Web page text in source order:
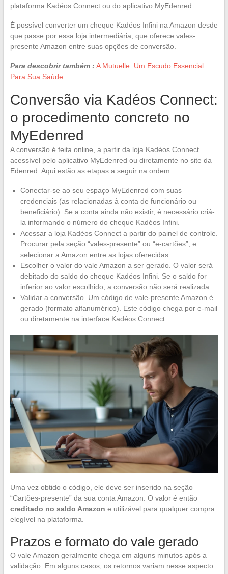
plataforma Kadéos Connect ou do aplicativo MyEdenred.
É possível converter um cheque Kadéos Infini na Amazon desde
que passe por essa loja intermediária, que oferece vales-
presente Amazon entre suas opções de conversão.
Para descobrir também : A Mutuelle: Um Escudo Essencial
Para Sua Saúde
Conversão via Kadéos Connect:
o procedimento concreto no
MyEdenred
A conversão é feita online, a partir da loja Kadéos Connect
acessível pelo aplicativo MyEdenred ou diretamente no site da
Edenred. Aqui estão as etapas a seguir na ordem:
Conectar-se ao seu espaço MyEdenred com suas
credenciais (as relacionadas à conta de funcionário ou
beneficiário). Se a conta ainda não existir, é necessário criá-
la informando o número do cheque Kadéos Infini.
Acessar a loja Kadéos Connect a partir do painel de controle.
Procurar pela seção “vales-presente” ou “e-cartões”, e
selecionar a Amazon entre as lojas oferecidas.
Escolher o valor do vale Amazon a ser gerado. O valor será
debitado do saldo do cheque Kadéos Infini. Se o saldo for
inferior ao valor escolhido, a conversão não será realizada.
Validar a conversão. Um código de vale-presente Amazon é
gerado (formato alfanumérico). Este código chega por e-mail
ou diretamente na interface Kadéos Connect.
Uma vez obtido o código, ele deve ser inserido na seção
“Cartões-presente” da sua conta Amazon. O valor é então
creditado no saldo Amazon e utilizável para qualquer compra
elegível na plataforma.
Prazos e formato do vale gerado
O vale Amazon geralmente chega em alguns minutos após a
validação. Em alguns casos, os retornos variam nesse aspecto: